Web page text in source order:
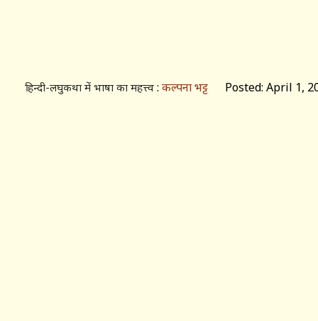
हिन्दी-लघुकथा में भाषा का महत्त्व : कल्पना भट्ट Posted: April 1,